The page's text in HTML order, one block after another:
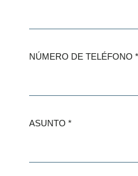
NÚMERO DE TELÉFONO
ASUNTO